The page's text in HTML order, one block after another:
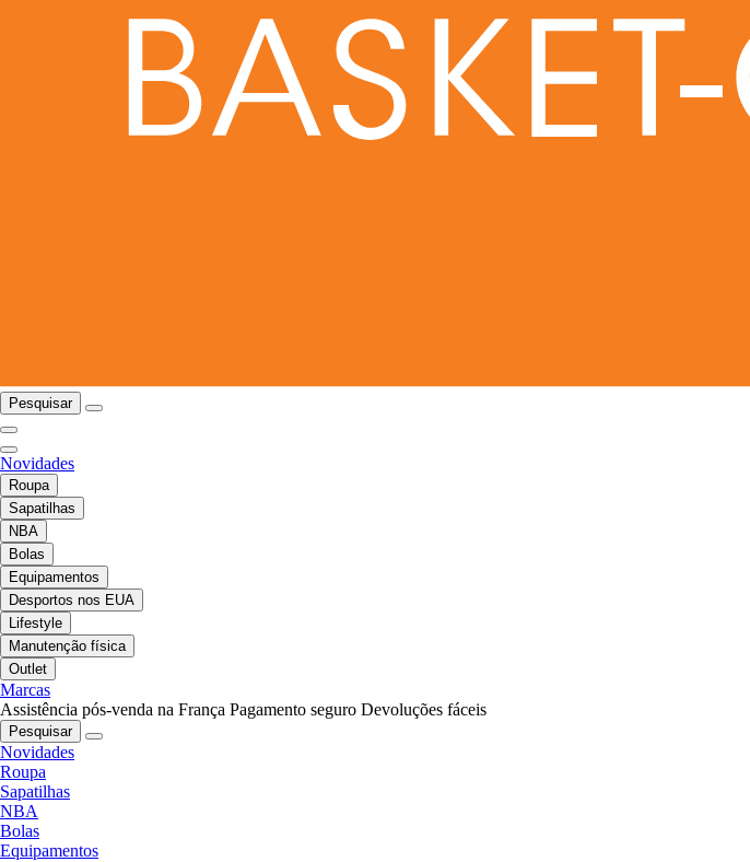
Pesquisar
Novidades
Roupa
Sapatilhas
NBA
Bolas
Equipamentos
Desportos nos EUA
Lifestyle
Manutenção física
Outlet
Marcas
Assistência pós-venda na França Pagamento seguro Devoluções fáceis
Pesquisar
Novidades
Roupa
Sapatilhas
NBA
Bolas
Equipamentos